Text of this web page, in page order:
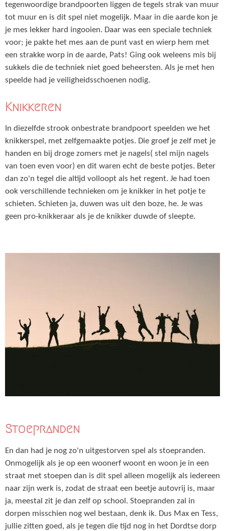
tegenwoordige brandpoorten liggen de tegels strak van muur
tot muur en is dit spel niet mogelijk. Maar in die aarde kon je
je mes lekker hard ingooien. Daar was een speciale techniek
voor; je pakte het mes aan de punt vast en wierp hem met
een strakke worp in de aarde, Pats! Ging ook weleens mis bij
sukkels die de techniek niet goed beheersten. Als je met hen
speelde had je veiligheidsschoenen nodig.
Knikkeren
In diezelfde strook onbestrate brandpoort speelden we het
knikkerspel, met zelfgemaakte potjes. Die groef je zelf met je
handen en bij droge zomers met je nagels( stel mijn nagels
van toen even voor) en dit waren echt de beste potjes. Beter
dan zo'n tegel die altijd volloopt als het regent. Je had toen
ook verschillende technieken om je knikker in het potje te
schieten. Schieten ja, duwen was uit den boze, he. Je was
geen pro-knikkeraar als je de knikker duwde of sleepte.
Stoepranden
En dan had je nog zo'n uitgestorven spel als stoepranden.
Onmogelijk als je op een woonerf woont en woon je in een
straat met stoepen dan is dit spel alleen mogelijk als iedereen
naar zijn werk is, zodat de straat een beetje autovrij is, maar
ja, meestal zit je dan zelf op school. Stoepranden zal in
dorpen misschien nog wel bestaan, denk ik. Dus Max en Tess,
jullie zitten goed, als je tegen die tijd nog in het Dordtse dorp